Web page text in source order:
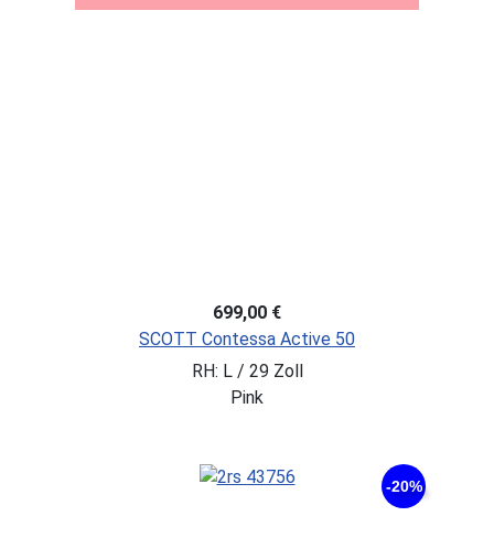
699,00 €
SCOTT Contessa Active 50
RH: L / 29 Zoll
Pink
-20%